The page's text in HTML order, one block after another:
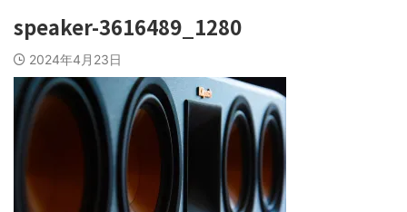
speaker-3616489_1280
2024年4月23日